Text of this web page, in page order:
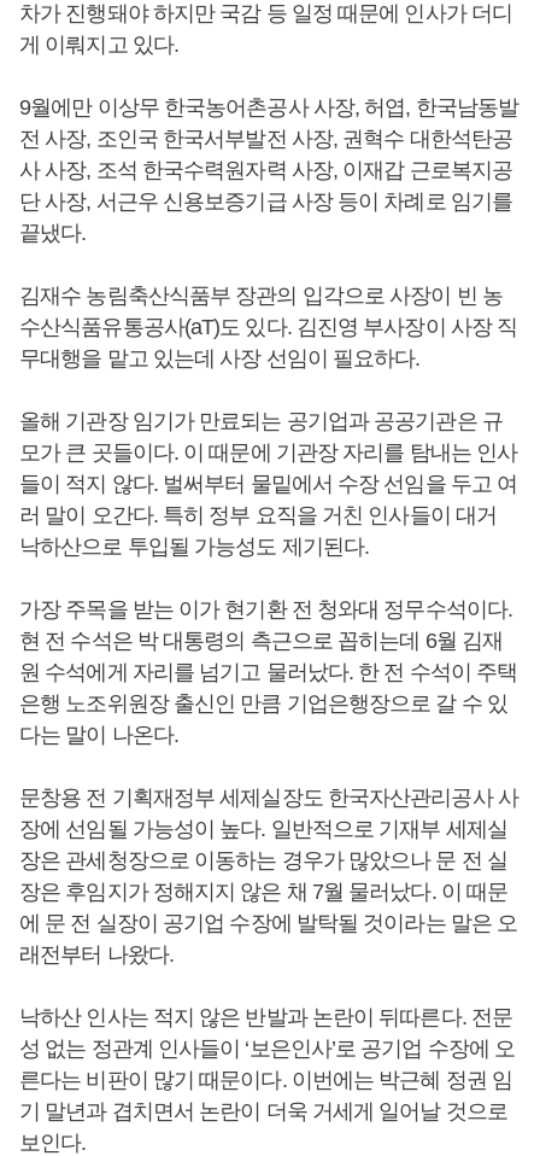
차가 진행돼야 하지만 국감 등 일정 때문에 인사가 더디
게 이뤄지고 있다.
9월에만 이상무 한국농어촌공사 사장, 허엽, 한국남동발
전 사장, 조인국 한국서부발전 사장, 권혁수 대한석탄공
사 사장, 조석 한국수력원자력 사장, 이재갑 근로복지공
단 사장, 서근우 신용보증기급 사장 등이 차례로 임기를
끝냈다.
김재수 농림축산식품부 장관의 입각으로 사장이 빈 농
수산식품유통공사(aT)도 있다. 김진영 부사장이 사장 직
무대행을 맡고 있는데 사장 선임이 필요하다.
올해 기관장 임기가 만료되는 공기업과 공공기관은 규
모가 큰 곳들이다. 이 때문에 기관장 자리를 탐내는 인사
들이 적지 않다. 벌써부터 물밑에서 수장 선임을 두고 여
러 말이 오간다. 특히 정부 요직을 거친 인사들이 대거
낙하산으로 투입될 가능성도 제기된다.
가장 주목을 받는 이가 현기환 전 청와대 정무수석이다.
현 전 수석은 박 대통령의 측근으로 꼽히는데 6월 김재
원 수석에게 자리를 넘기고 물러났다. 한 전 수석이 주택
은행 노조위원장 출신인 만큼 기업은행장으로 갈 수 있
다는 말이 나온다.
문창용 전 기획재정부 세제실장도 한국자산관리공사 사
장에 선임될 가능성이 높다. 일반적으로 기재부 세제실
장은 관세청장으로 이동하는 경우가 많았으나 문 전 실
장은 후임지가 정해지지 않은 채 7월 물러났다. 이 때문
에 문 전 실장이 공기업 수장에 발탁될 것이라는 말은 오
래전부터 나왔다.
낙하산 인사는 적지 않은 반발과 논란이 뒤따른다. 전문
성 없는 정관계 인사들이 ‘보은인사’로 공기업 수장에 오
른다는 비판이 많기 때문이다. 이번에는 박근혜 정권 임
기 말년과 겹치면서 논란이 더욱 거세게 일어날 것으로
보인다.